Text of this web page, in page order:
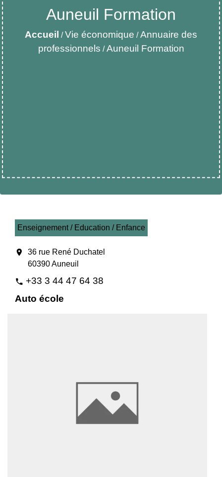
Auneuil Formation
Accueil /Vie économique /Annuaire des
professionnels /Auneuil Formation
Enseignement / Education / Enfance
location_on
36 rue René Duchatel
60390 Auneuil
phone +33 3 44 47 64 38
Auto école